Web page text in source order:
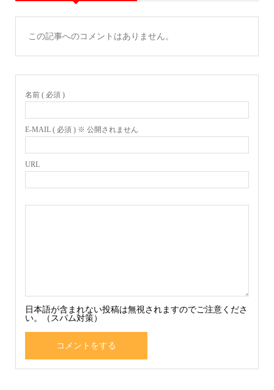
この記事へのコメントはありません。
名前 ( 必須 )
E-MAIL ( 必須 ) ※ 公開されません
URL
日本語が含まれない投稿は無視されますのでご注意くださ
い。（スパム対策）